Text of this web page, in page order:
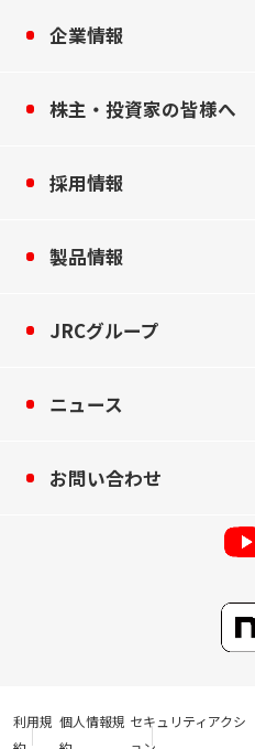
企業情報
株主・投資家の皆様へ
採用情報
製品情報
JRCグループ
ニュース
お問い合わせ
利用規 個人情報規 セキュリティアクシ